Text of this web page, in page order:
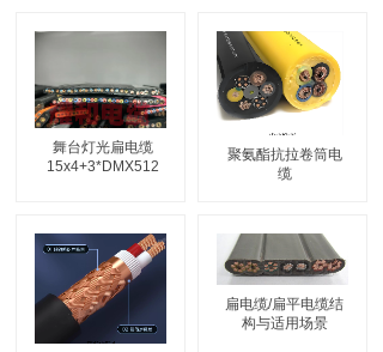
舞台灯光扁电缆
15x4+3*DMX512
聚氨酯抗拉卷筒电
缆‌
扁电缆/扁平电缆结
构与适用场景